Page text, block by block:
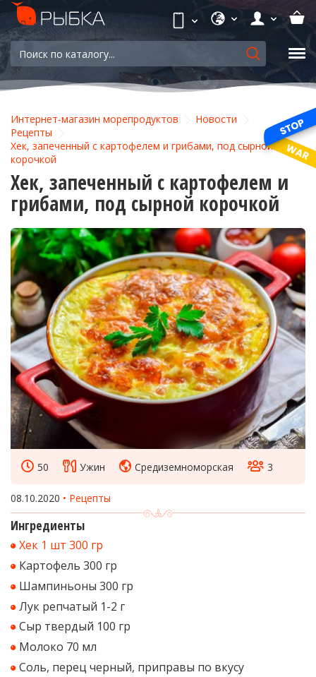
Интернет-магазин морепродуктов
Новости
Рецепты
Хек, запеченный с картофелем и грибами, под сырной
корочкой
Хек, запеченный с картофелем и
грибами, под сырной корочкой
50 Ужин Средиземноморская 3
08.10.2020 Рецепты
Ингредиенты
Хек 1 шт 300 гр
Картофель 300 гр
Шампиньоны 300 гр
Лук репчатый 1-2 г
Сыр твердый 100 гр
Молоко 70 мл
Соль, перец черный, приправы по вкусу